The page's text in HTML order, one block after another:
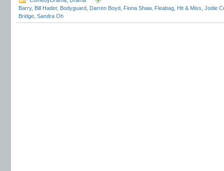
Barry, Bill Hader, Bodyguard Darren Boyd Fiona Shaw, Fleabag Hit & Miss Jodie
Bridge Sandra Oh